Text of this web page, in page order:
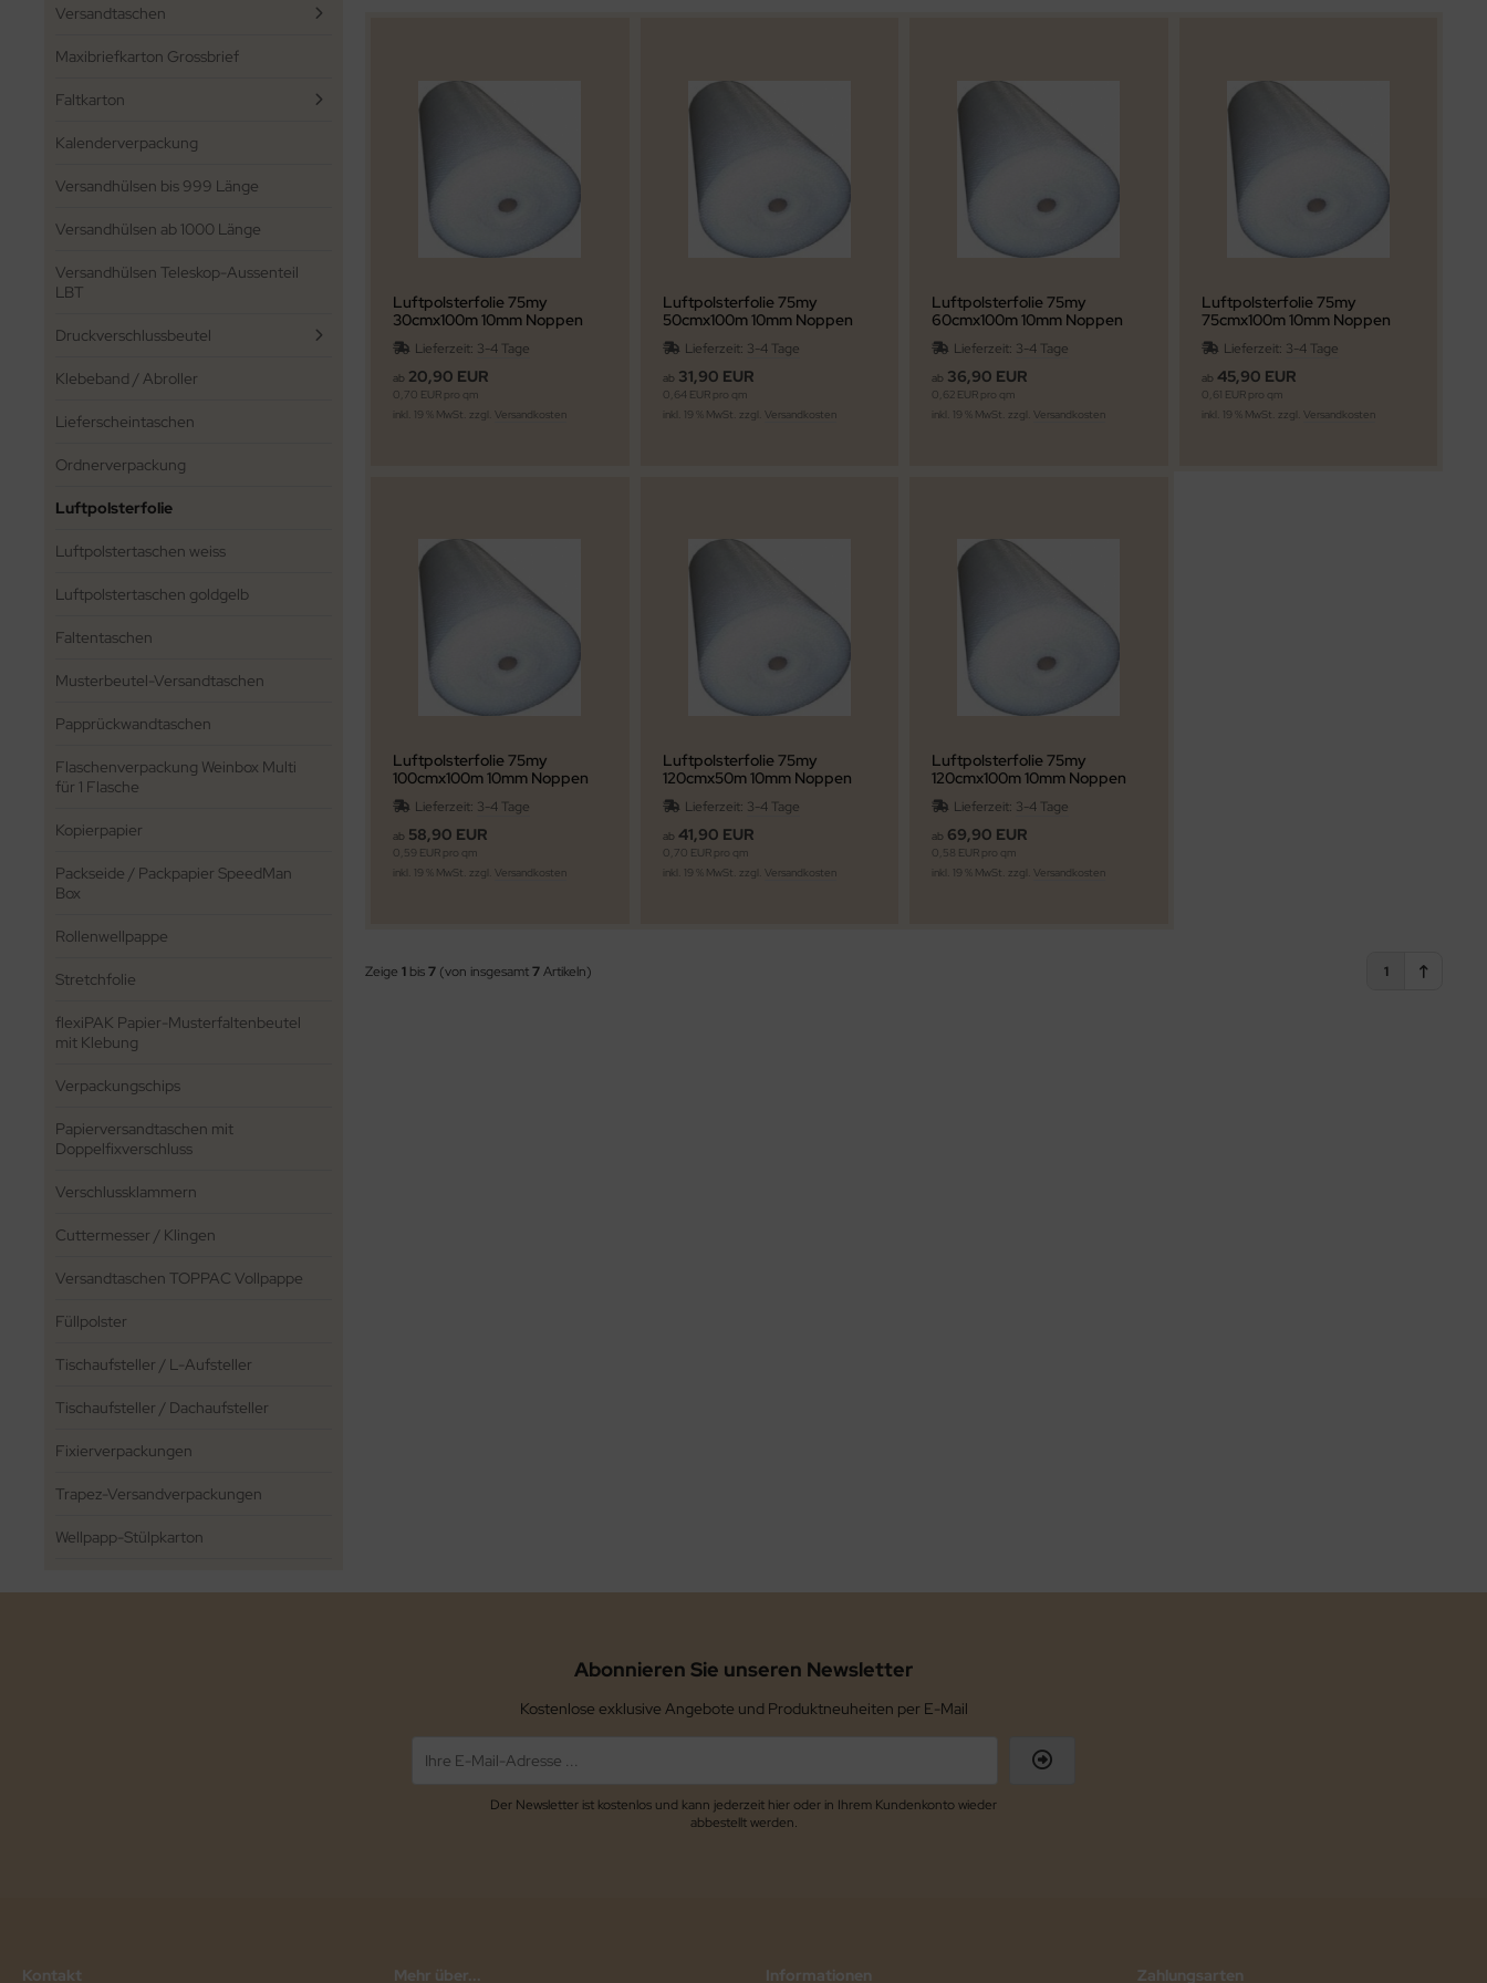
Versandtaschen
Maxibriefkarton Grossbrief
Faltkarton
Kalenderverpackung
Versandhülsen bis 999 Länge
Versandhülsen ab 1000 Länge
Versandhülsen Teleskop-Aussenteil
LBT
Druckverschlussbeutel
Klebeband / Abroller
Lieferscheintaschen
Ordnerverpackung
Luftpolsterfolie
Luftpolstertaschen weiss
Luftpolstertaschen goldgelb
Faltentaschen
Musterbeutel-Versandtaschen
Papprückwandtaschen
Flaschenverpackung Weinbox Multi
für 1 Flasche
Kopierpapier
Packseide / Packpapier SpeedMan
Box
Rollenwellpappe
Stretchfolie
flexiPAK Papier-Musterfaltenbeutel
mit Klebung
Verpackungschips
Papierversandtaschen mit
Doppelfixverschluss
Verschlussklammern
Cuttermesser / Klingen
Versandtaschen TOPPAC Vollpappe
Füllpolster
Tischaufsteller / L-Aufsteller
Tischaufsteller / Dachaufsteller
Fixierverpackungen
Trapez-Versandverpackungen
Wellpapp-Stülpkarton
Luftpolsterfolie 75my
30cmx100m 10mm Noppen
Lieferzeit: 3-4 Tage
ab 20,90 EUR
0,70 EUR pro qm
inkl. 19 % MwSt. zzgl. Versandkosten
Luftpolsterfolie 75my
50cmx100m 10mm Noppen
Lieferzeit: 3-4 Tage
ab 31,90 EUR
0,64 EUR pro qm
inkl. 19 % MwSt. zzgl. Versandkosten
Luftpolsterfolie 75my
60cmx100m 10mm Noppen
Lieferzeit: 3-4 Tage
ab 36,90 EUR
0,62 EUR pro qm
inkl. 19 % MwSt. zzgl. Versandkosten
Luftpolsterfolie 75my
75cmx100m 10mm Noppen
Lieferzeit: 3-4 Tage
ab 45,90 EUR
0,61 EUR pro qm
inkl. 19 % MwSt. zzgl. Versandkosten
Luftpolsterfolie 75my
100cmx100m 10mm Noppen
Lieferzeit: 3-4 Tage
ab 58,90 EUR
0,59 EUR pro qm
inkl. 19 % MwSt. zzgl. Versandkosten
Luftpolsterfolie 75my
120cmx50m 10mm Noppen
Lieferzeit: 3-4 Tage
ab 41,90 EUR
0,70 EUR pro qm
inkl. 19 % MwSt. zzgl. Versandkosten
Luftpolsterfolie 75my
120cmx100m 10mm Noppen
Lieferzeit: 3-4 Tage
ab 69,90 EUR
0,58 EUR pro qm
inkl. 19 % MwSt. zzgl. Versandkosten
Zeige 1 bis7 (von insgesamt7Artikeln) 1
Abonnieren Sie unseren Newsletter
Kostenlose exklusive Angebote und Produktneuheiten per E-Mail
Der Newsletter ist kostenlos und kann jederzeit hier oder in Ihrem Kundenkonto wieder
abbestellt werden.
Kontakt Mehr über... Informationen Zahlungsarten
2-WELLIG 100-499MM
2-WELLIG 500-699MM
WELLIG 700-1200